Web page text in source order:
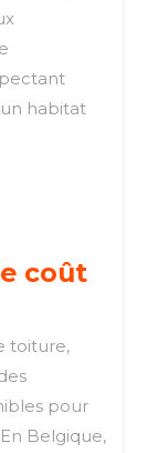
habitat
coût
toiture,
pour
Belgique,